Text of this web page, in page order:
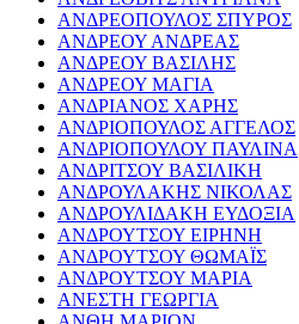
ΑΝΔΡΕΟΠΟΥΛΟΣ ΣΠΥΡΟΣ
ΑΝΔΡΕΟΥ ΑΝΔΡΕΑΣ
ΑΝΔΡΕΟΥ ΒΑΣΙΛΗΣ
ΑΝΔΡΕΟΥ ΜΑΓΙΑ
ΑΝΔΡΙΑΝΟΣ ΧΑΡΗΣ
ΑΝΔΡΙΟΠΟΥΛΟΣ ΑΓΓΕΛΟΣ
ΑΝΔΡΙΟΠΟΥΛΟΥ ΠΑΥΛΙΝΑ
ΑΝΔΡΙΤΣΟΥ ΒΑΣΙΛΙΚΗ
ΑΝΔΡΟΥΛΑΚΗΣ ΝΙΚΟΛΑΣ
ΑΝΔΡΟΥΛΙΔΑΚΗ ΕΥΔΟΞΙΑ
ΑΝΔΡΟΥΤΣΟΥ ΕΙΡΗΝΗ
ΑΝΔΡΟΥΤΣΟΥ ΘΩΜΑΪΣ
ΑΝΔΡΟΥΤΣΟΥ ΜΑΡΙΑ
ΑΝΕΣΤΗ ΓΕΩΡΓΙΑ